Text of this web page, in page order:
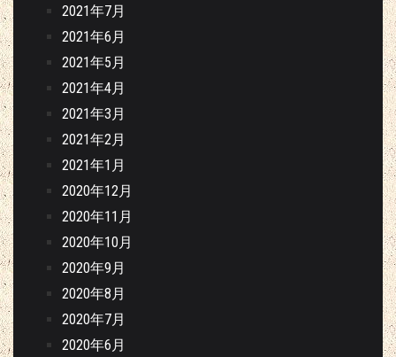
2021年7月
2021年6月
2021年5月
2021年4月
2021年3月
2021年2月
2021年1月
2020年12月
2020年11月
2020年10月
2020年9月
2020年8月
2020年7月
2020年6月